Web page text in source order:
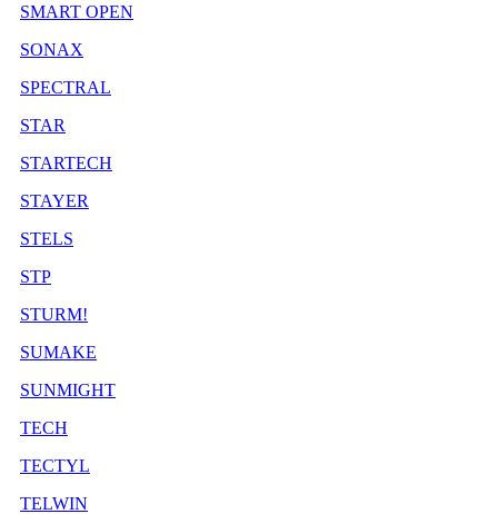
SMART OPEN
SONAX
SPECTRAL
STAR
STARTECH
STAYER
STELS
STP
STURM!
SUMAKE
SUNMIGHT
TECH
TECTYL
TELWIN